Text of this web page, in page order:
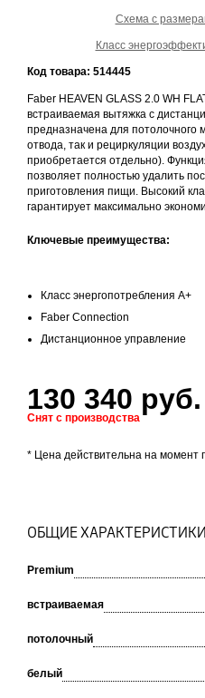
Схема с
Класс
Код товара: 514445
Faber HEAVEN GLASS 2.0 WH
встраиваемая вытяжка с
предназначена для потолочного
отвода, так и рециркуляции
приобретается отдельно).
позволяет полностью удалить
приготовления пищи. Высокий
гарантирует максимально
Ключевые преимущества:
Класс энергопотребления А+
Faber Connection
Дистанционное управление
130 340 руб.
Снят с производства
* Цена действительна на момент
ОБЩИЕ ХАРАКТЕРИСТИКИ
Premium
встраиваемая
потолочный
белый